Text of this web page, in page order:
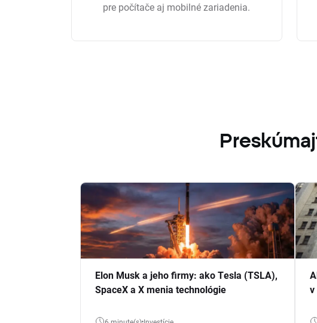
pre počítače aj mobilné zariadenia.
Elon Musk a jeho firmy: ako Tesla (TSLA),
SpaceX a X menia technológie
v